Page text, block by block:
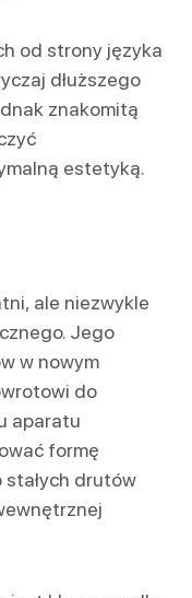
od strony języka
dłuższego
znakomitą
estetyką.
ale niezwykle
Jego
w nowym
do
aparatu
formę
stałych drutów